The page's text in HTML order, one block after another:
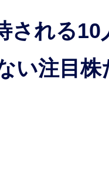
い注目株